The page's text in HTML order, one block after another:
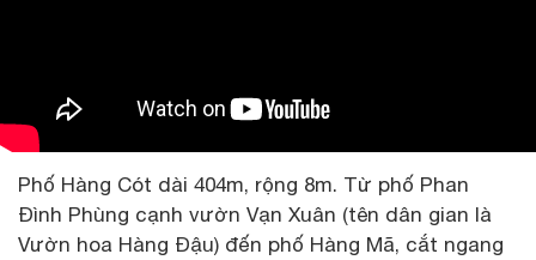
Phố Hàng Cót dài 404m, rộng 8m. Từ phố Phan
Đình Phùng cạnh vườn Vạn Xuân (tên dân gian là
Vườn hoa Hàng Đậu) đến phố Hàng Mã, cắt ngang